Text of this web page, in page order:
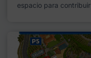
espacio para